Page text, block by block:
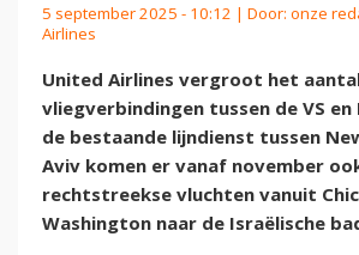
5 september 2025 - 10:12 | Door: onze
Airlines
United Airlines vergroot het
vliegverbindingen tussen de VS en
de bestaande lijndienst tussen
Aviv komen er vanaf november
rechtstreekse vluchten vanuit
Washington naar de Israëlische